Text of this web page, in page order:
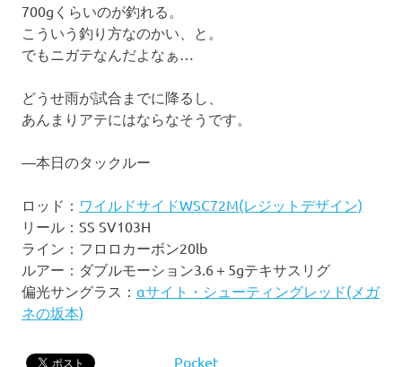
700gくらいのが釣れる。
こういう釣り方なのかい、と。
でもニガテなんだよなぁ…
どうせ雨が試合までに降るし、
あんまりアテにはならなそうです。
―本日のタックルー
ロッド： ワイルドサイドWSC72M(レジットデザイン)
リール：SS SV103H
ライン：フロロカーボン20lb
ルアー：ダブルモーション3.6＋5gテキサスリグ
偏光サングラス： αサイト・シューティングレッド(メガ
ネの坂本)
Pocket